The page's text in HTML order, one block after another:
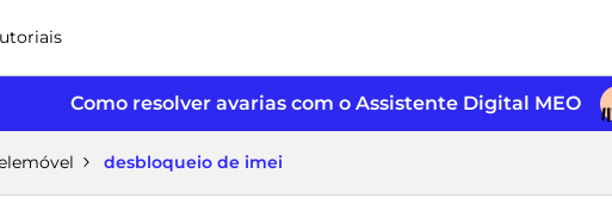
Como resolver avarias com o Assistente Digital MEO
desbloqueio de imei